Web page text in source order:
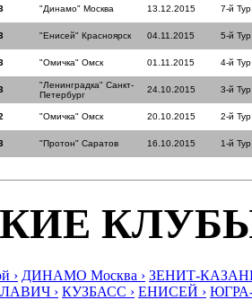
"Динамо" Москва 13.12.2015 7-й Тур
"Енисей" Красноярск 04.11.2015 5-й Тур
"Омичка" Омск 01.11.2015 4-й Тур
"Ленинградка" Санкт-
Петербург
24.10.2015 3-й Тур
"Омичка" Омск 20.10.2015 2-й Тур
"Протон" Саратов 16.10.2015 1-й Тур
› ДИНАМО Москва › ЗЕНИТ-
› КУЗБАСС › ЕНИСЕЙ ›